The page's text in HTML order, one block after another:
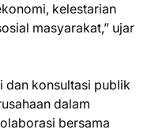
kelestarian
masyarakat,” ujar
dan konsultasi publik
dalam
bersama